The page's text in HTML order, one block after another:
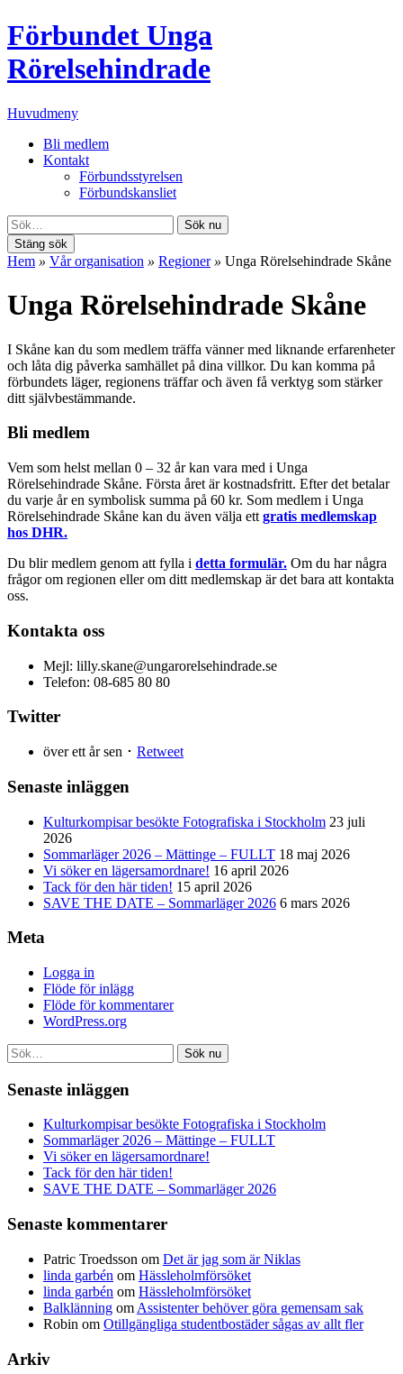
Förbundet Unga
Rörelsehindrade
Huvudmeny
Bli medlem
Kontakt
Förbundsstyrelsen
Förbundskansliet
Sök nu
Stäng sök
Hem » Vår organisation » Regioner » Unga Rörelsehindrade Skåne
Unga Rörelsehindrade Skåne
I Skåne kan du som medlem träffa vänner med liknande erfarenheter
och låta dig påverka samhället på dina villkor. Du kan komma på
förbundets läger, regionens träffar och även få verktyg som stärker
ditt självbestämmande.
Bli medlem
Vem som helst mellan 0 – 32 år kan vara med i Unga
Rörelsehindrade Skåne. Första året är kostnadsfritt. Efter det betalar
du varje år en symbolisk summa på 60 kr. Som medlem i Unga
Rörelsehindrade Skåne kan du även välja ett gratis medlemskap
hos DHR.
Du blir medlem genom att fylla i detta formulär. Om du har några
frågor om regionen eller om ditt medlemskap är det bara att kontakta
oss.
Kontakta oss
Mejl: lilly.skane@ungarorelsehindrade.se
Telefon: 08-685 80 80
Twitter
över ett år sen ･ Retweet
Senaste inläggen
Kulturkompisar besökte Fotografiska i Stockholm 23 juli
2026
Sommarläger 2026 – Mättinge – FULLT 18 maj 2026
Vi söker en lägersamordnare! 16 april 2026
Tack för den här tiden! 15 april 2026
SAVE THE DATE – Sommarläger 2026 6 mars 2026
Meta
Logga in
Flöde för inlägg
Flöde för kommentarer
WordPress.org
Sök nu
Senaste inläggen
Kulturkompisar besökte Fotografiska i Stockholm
Sommarläger 2026 – Mättinge – FULLT
Vi söker en lägersamordnare!
Tack för den här tiden!
SAVE THE DATE – Sommarläger 2026
Senaste kommentarer
Patric Troedsson om Det är jag som är Niklas
linda garbén om Hässleholmförsöket
linda garbén om Hässleholmförsöket
Balklänning om Assistenter behöver göra gemensam sak
Robin om Otillgängliga studentbostäder sågas av allt fler
Arkiv